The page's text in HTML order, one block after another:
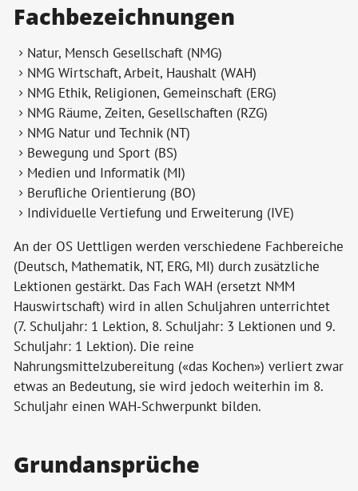
Fachbezeichnungen
Natur, Mensch Gesellschaft (NMG)
NMG Wirtschaft, Arbeit, Haushalt (WAH)
NMG Ethik, Religionen, Gemeinschaft (ERG)
NMG Räume, Zeiten, Gesellschaften (RZG)
NMG Natur und Technik (NT)
Bewegung und Sport (BS)
Medien und Informatik (MI)
Berufliche Orientierung (BO)
Individuelle Vertiefung und Erweiterung (IVE)
An der OS Uettligen werden verschiedene Fachbereiche
(Deutsch, Mathematik, NT, ERG, MI) durch zusätzliche
Lektionen gestärkt. Das Fach WAH (ersetzt NMM
Hauswirtschaft) wird in allen Schuljahren unterrichtet
(7. Schuljahr: 1 Lektion, 8. Schuljahr: 3 Lektionen und 9.
Schuljahr: 1 Lektion). Die reine
Nahrungsmittelzubereitung («das Kochen») verliert zwar
etwas an Bedeutung, sie wird jedoch weiterhin im 8.
Schuljahr einen WAH-Schwerpunkt bilden.
Grundansprüche